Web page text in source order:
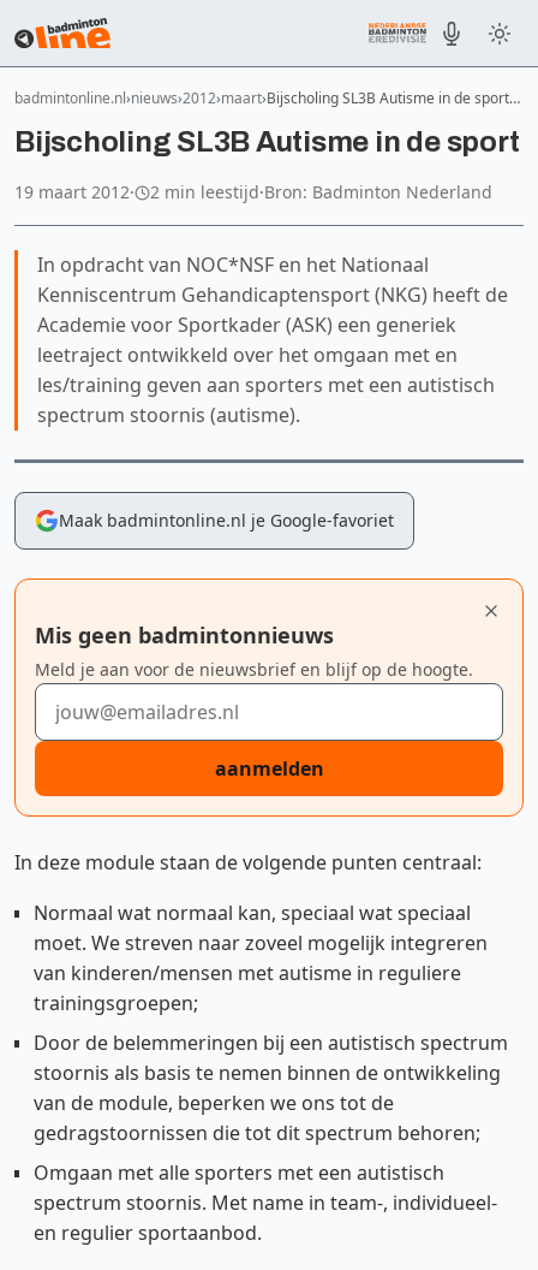
badmintonline.nl nieuws 2012 maart Bijscholing SL3B Autisme in de sport…
Bijscholing SL3B Autisme in de sport
19 maart 2012· 2 min leestijd·Bron: Badminton Nederland
In opdracht van NOC*NSF en het Nationaal
Kenniscentrum Gehandicaptensport (NKG) heeft de
Academie voor Sportkader (ASK) een generiek
leetraject ontwikkeld over het omgaan met en
les/training geven aan sporters met een autistisch
spectrum stoornis (autisme).
Maak badmintonline.nl je Google-favoriet
Mis geen badmintonnieuws
Meld je aan voor de nieuwsbrief en blijf op de hoogte.
E-mailadres
aanmelden
In deze module staan de volgende punten centraal:
Normaal wat normaal kan, speciaal wat speciaal
moet. We streven naar zoveel mogelijk integreren
van kinderen/mensen met autisme in reguliere
trainingsgroepen;
Door de belemmeringen bij een autistisch spectrum
stoornis als basis te nemen binnen de ontwikkeling
van de module, beperken we ons tot de
gedragstoornissen die tot dit spectrum behoren;
Omgaan met alle sporters met een autistisch
spectrum stoornis. Met name in team-, individueel-
en regulier sportaanbod.